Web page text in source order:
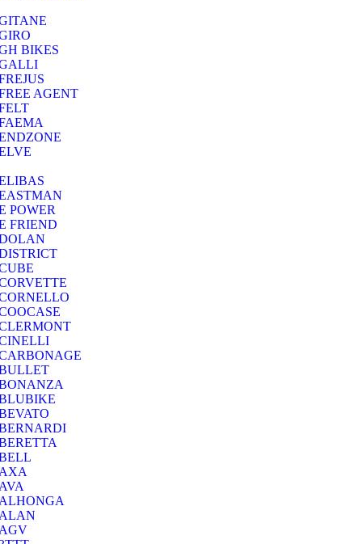
BIKES
AGENT
POWER
FRIEND